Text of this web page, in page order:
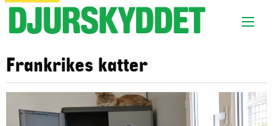
Frankrikes katter